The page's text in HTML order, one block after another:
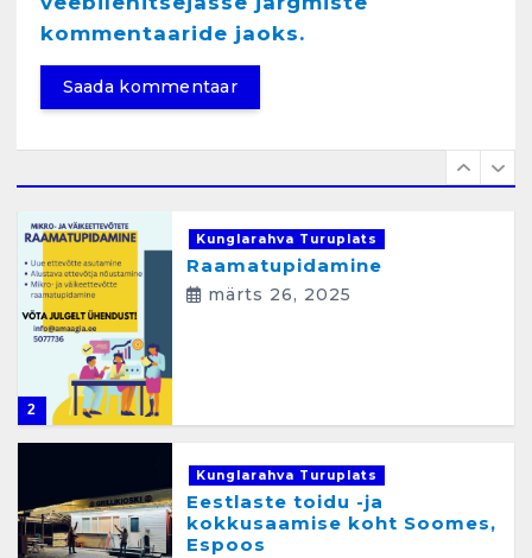
kommentaaride jaoks.Raamatupidamisteenus
2
Kunglarahva Turuplats
Raamatupidamine
märts 26, 2025
Kunglarahva Turuplats
Eestlaste toidu -ja
kokkusaamise koht Soomes,
Espoos